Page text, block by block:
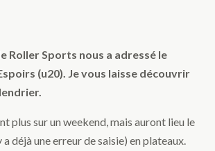
Roller Sports nous a adressé le
(u20). Je vous laisse découvrir
plus sur un weekend, mais auront lieu le
déjà une erreur de saisie) en plateaux.